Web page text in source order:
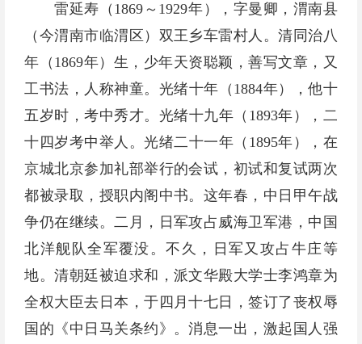
雷延寿（1869～1929年），字曼卿，渭南县
（今渭南市临渭区）双王乡车雷村人。清同治八
年（1869年）生，少年天资聪颖，善写文章，又
工书法，人称神童。光绪十年（1884年），他十
五岁时，考中秀才。光绪十九年（1893年），二
十四岁考中举人。光绪二十一年（1895年），在
京城北京参加礼部举行的会试，初试和复试两次
都被录取，授职内阁中书。这年春，中日甲午战
争仍在继续。二月，日军攻占威海卫军港，中国
北洋舰队全军覆没。不久，日军又攻占牛庄等
地。清朝廷被迫求和，派文华殿大学士李鸿章为
全权大臣去日本，于四月十七日，签订了丧权辱
国的《中日马关条约》。消息一出，激起国人强